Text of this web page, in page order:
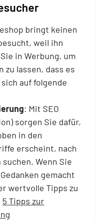
bringt keinen
weil ihn
in Werbung, um
zu lassen, dass es
auf folgende
: Mit SEO
sorgen Sie dafür,
in den
erscheint, nach
Wenn Sie
gemacht
wertvolle Tipps zu
5 Tipps zur